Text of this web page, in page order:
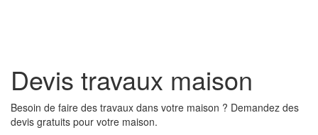
Devis travaux maison
Besoin de faire des travaux dans votre maison ? Demandez des
devis gratuits pour votre maison.